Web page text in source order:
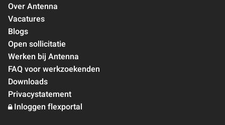
Over Antenna
Vacatures
Blogs
Open sollicitatie
Werken bij Antenna
FAQ voor werkzoekenden
Downloads
Privacystatement
Inloggen flexportal